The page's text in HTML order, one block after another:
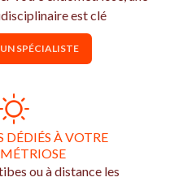
est clé
SPÉCIALISTE
DÉDIÉS À VOTRE
ou à distance les